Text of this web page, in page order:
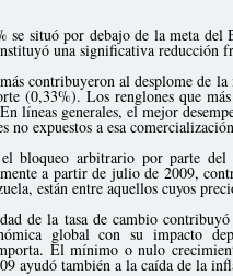
se situó por debajo de la meta
una significativa reducción
contribuyeron al desplome de
(0,33%). Los renglones que
líneas generales, el mejor
no expuestos a esa
bloqueo arbitrario por parte del
a partir de julio de 2009,
están entre aquellos cuyos
de la tasa de cambio
global con su impacto
El mínimo o nulo
ayudó también a la caída de la